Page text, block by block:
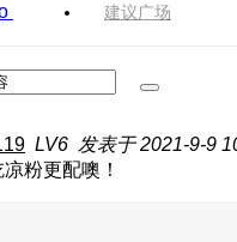
建议广场
LV6 发表于 2021-9-9